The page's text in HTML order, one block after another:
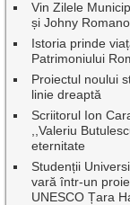
Vin Zilele
și Johny Romano
Istoria prinde
Patrimoniului
Proiectul noului
linie dreaptă
Scriitorul Ion
,,Valeriu
eternitate
Studenții
vară într-un
UNESCO Țara